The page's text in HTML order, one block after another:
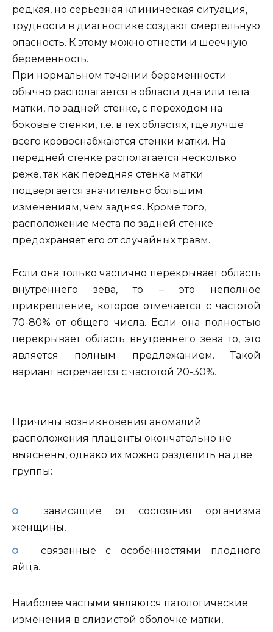
редкая, но серьезная клиническая ситуация,
трудности в диагностике создают смертельную
опасность. К этому можно отнести и шеечную
беременность.
При нормальном течении беременности
обычно располагается в области дна или тела
матки, по задней стенке, с переходом на
боковые стенки, т.е. в тех областях, где лучше
всего кровоснабжаются стенки матки. На
передней стенке располагается несколько
реже, так как передняя стенка матки
подвергается значительно большим
изменениям, чем задняя. Кроме того,
расположение места по задней стенке
предохраняет его от случайных травм.
Если она только частично перекрывает область
внутреннего зева, то – это неполное
прикрепление, которое отмечается с частотой
70-80% от общего числа. Если она полностью
перекрывает область внутреннего зева то, это
является полным предлежанием. Такой
вариант встречается с частотой 20-30%.
Причины возникновения аномалий
расположения плаценты окончательно не
выяснены, однако их можно разделить на две
группы:
зависящие от состояния организма
женщины,
связанные с особенностями плодного
яйца.
Наиболее частыми являются патологические
изменения в слизистой оболочке матки,